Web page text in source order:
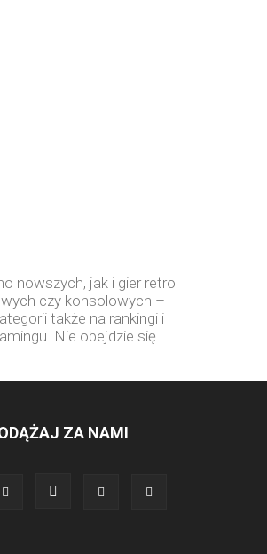
nowszych, jak i gier retro
czy konsolowych –
także na rankingi i
Nie obejdzie się
ZA NAMI